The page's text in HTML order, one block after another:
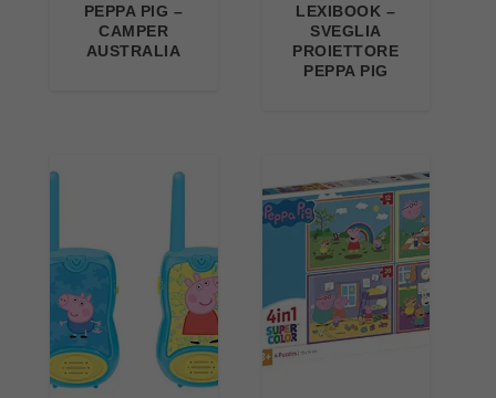
PEPPA PIG –
CAMPER
AUSTRALIA
LEXIBOOK –
SVEGLIA
PROIETTORE
PEPPA PIG